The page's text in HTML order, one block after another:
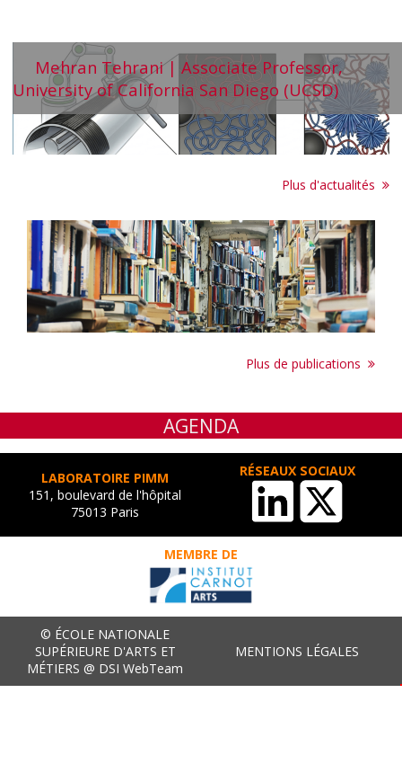
Mehran Tehrani | Associate Professor,
University of California San Diego (UCSD)
Plus d'actualités
Plus de publications
AGENDA
LABORATOIRE PIMM
151, boulevard de l'hôpital
75013 Paris
RÉSEAUX SOCIAUX
MEMBRE DE
© ÉCOLE NATIONALE
SUPÉRIEURE D'ARTS ET
MÉTIERS @ DSI WebTeam
MENTIONS LÉGALES